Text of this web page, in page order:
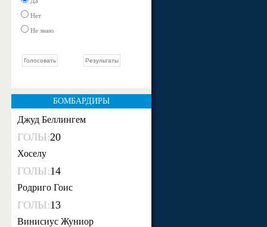
тест
Нет
Не знаю
БОМБАРДИРЫ
Джуд Беллингем
ГОЛЫ:20
Хоселу
ГОЛЫ:14
Родриго Гоис
ГОЛЫ:13
Винисиус Жуниор